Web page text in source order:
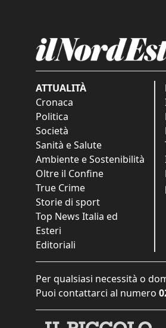
ATTUALITÀ
Cronaca
Politica
Società
Sanità e Salute
Ambiente e Sostenibilità
Oltre il Confine
True Crime
Storie di sport
Top News Italia ed
Esteri
Editoriali
Per qualsiasi necessità o
Puoi contattarci al numero